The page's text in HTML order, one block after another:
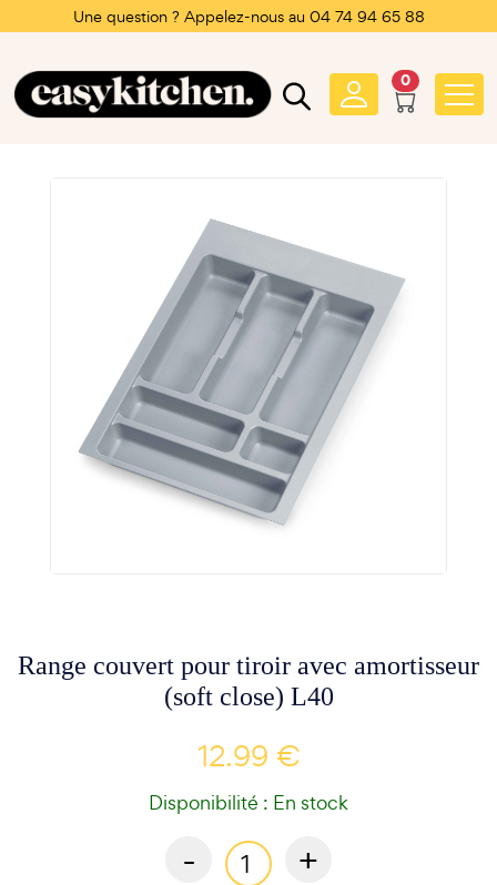
Une question ? Appelez-nous au 04 74 94 65 88
0
Range couvert pour tiroir avec amortisseur
(soft close) L40
12.99 €
Disponibilité : En stock
- +